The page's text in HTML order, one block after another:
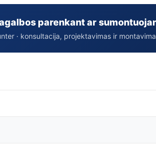
parenkant ar
· konsultacija, projektavimas ir